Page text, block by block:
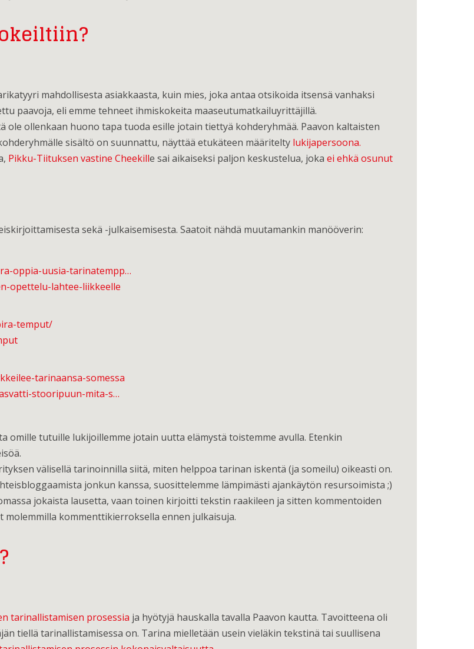
mahdollisesta asiakkaasta, kuin mies, joka antaa otsikoida itsensä vanhaksi
paavoja, eli emme tehneet ihmiskokeita maaseutumatkailuyrittäjillä.
ollenkaan huono tapa tuoda esille jotain tiettyä kohderyhmää. Paavon kaltaisten
sisältö on suunnattu, näyttää etukäteen määritelty lukijapersoona.
Pikku-Tiituksen vastine Cheekille sai aikaiseksi paljon keskustelua, joka ei ehkä osunut
sekä -julkaisemisesta. Saatoit nähdä muutamankin manööverin:
oppia-uusia-tarinatempp…
opettelu-lahtee-liikkeelle
temput/
tarinaansa-somessa
stooripuun-mita-s…
omille tutuille lukijoillemme jotain uutta elämystä toistemme avulla. Etenkin
välisellä tarinoinnilla siitä, miten helppoa tarinan iskentä (ja someilu) oikeasti on.
jonkun kanssa, suosittelemme lämpimästi ajankäytön resursoimista ;)
jokaista lausetta, vaan toinen kirjoitti tekstin raakileen ja sitten kommentoiden
kommenttikierroksella ennen julkaisuja.
tarinallistamisen prosessia ja hyötyjä hauskalla tavalla Paavon kautta. Tavoitteena oli
tiellä tarinallistamisessa on. Tarina mielletään usein vieläkin tekstinä tai suullisena